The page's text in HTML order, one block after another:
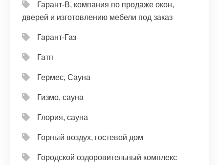
Гарант-В, компания по продаже окон,
дверей и изготовлению мебели под заказ
Гарант-Газ
Гатп
Гермес, Сауна
Гизмо, сауна
Глория, сауна
Горный воздух, гостевой дом
Городской оздоровительный комплекс